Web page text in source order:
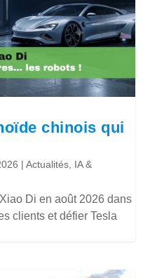
chinois qui
|Actualités, IA &
Di en août 2026 dans
clients et défier Tesla